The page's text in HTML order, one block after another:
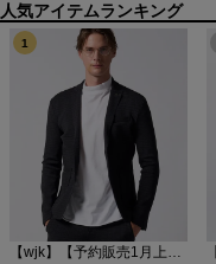
1
【wjk】【予約販売1月上旬～中旬入荷】function knit jacket(jacquard check) ニットジャケット(207 mw08j)